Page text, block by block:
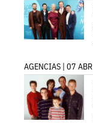
AGENCIAS | 07 ABR